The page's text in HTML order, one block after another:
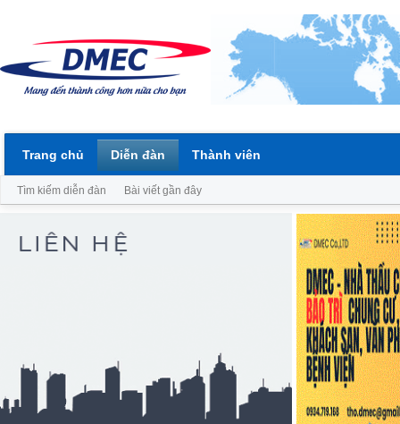
Trang chủ Diễn đàn
Tìm kiếm diễn đàn Bài viết gần đây
Thành viên